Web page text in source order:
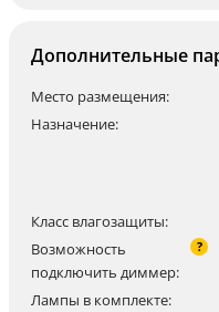
Дополнительные
Место размещения:
Назначение:
Класс влагозащиты:
Возможность
подключить диммер:
?
Лампы в комплекте: